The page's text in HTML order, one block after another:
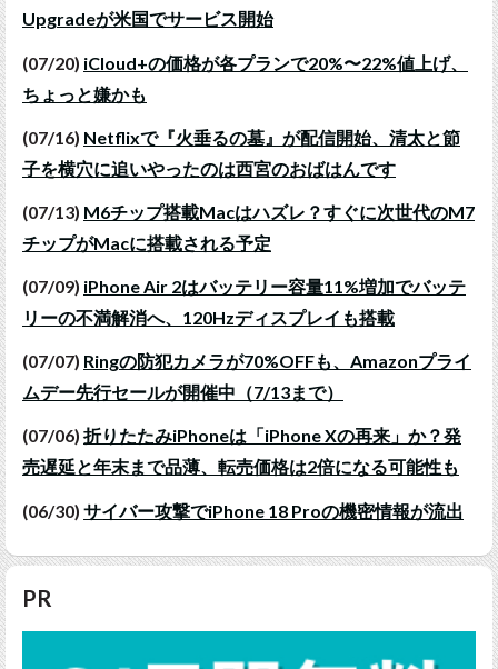
Upgradeが米国でサービス開始
(07/20) iCloud+の価格が各プランで20%〜22%値上げ、
ちょっと嫌かも
(07/16) Netflixで『火垂るの墓』が配信開始、清太と節
子を横穴に追いやったのは西宮のおばはんです
(07/13) M6チップ搭載Macはハズレ？すぐに次世代のM7
チップがMacに搭載される予定
(07/09) iPhone Air 2はバッテリー容量11%増加でバッテ
リーの不満解消へ、120Hzディスプレイも搭載
(07/07) Ringの防犯カメラが70%OFFも、Amazonプライ
ムデー先行セールが開催中（7/13まで）
(07/06) 折りたたみiPhoneは「iPhone Xの再来」か？発
売遅延と年末まで品薄、転売価格は2倍になる可能性も
(06/30) サイバー攻撃でiPhone 18 Proの機密情報が流出
PR